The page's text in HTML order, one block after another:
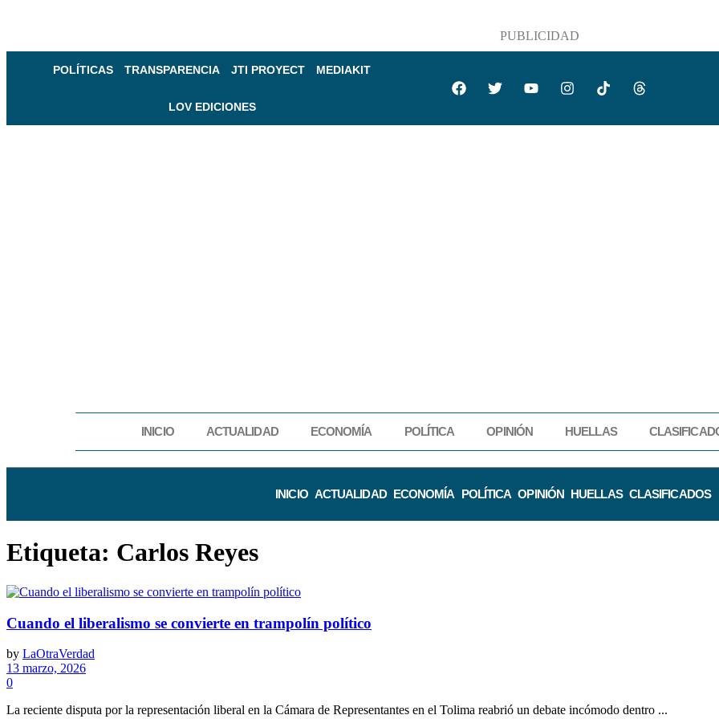
PUBLICIDAD
POLÍTICAS TRANSPARENCIA JTI PROYECT MEDIAKIT
LOV EDICIONES
INICIO ACTUALIDAD ECONOMÍA POLÍTICA OPINIÓN HUELLAS
INICIO ACTUALIDAD ECONOMÍA POLÍTICA OPINIÓN HUELLAS CLASIFICADOS
Etiqueta: Carlos Reyes
Cuando el liberalismo se convierte en trampolín político
by LaOtraVerdad
13 marzo, 2026
0
La reciente disputa por la representación liberal en la Cámara de Representantes en el Tolima reabrió un debate incómodo dentro ...